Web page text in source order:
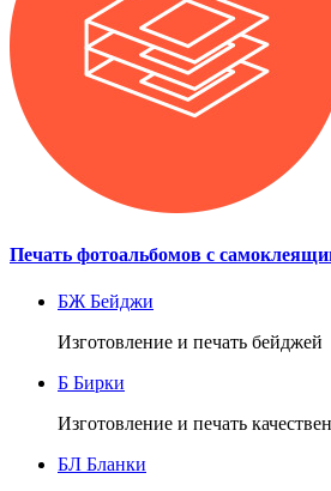
Печать фотоальбомов с
БЖ Бейджи
Изготовление и печать бейджей
Б Бирки
Изготовление и печать
БЛ Бланки